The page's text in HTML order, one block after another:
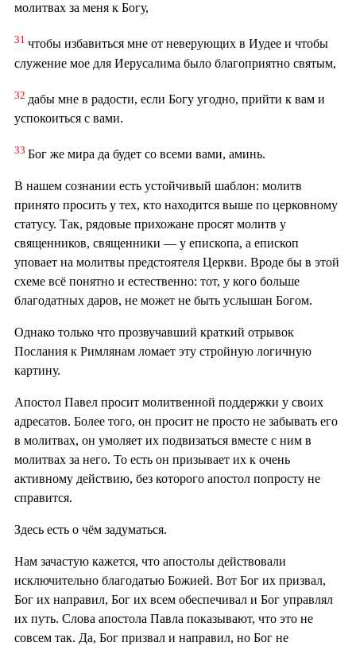
молитвах за меня к Богу,
31 чтобы избавиться мне от неверующих в Иудее и чтобы
служение мое для Иерусалима было благоприятно святым,
32 дабы мне в радости, если Богу угодно, прийти к вам и
успокоиться с вами.
33 Бог же мира да будет со всеми вами, аминь.
В нашем сознании есть устойчивый шаблон: молитв
принято просить у тех, кто находится выше по церковному
статусу. Так, рядовые прихожане просят молитв у
священников, священники — у епископа, а епископ
уповает на молитвы предстоятеля Церкви. Вроде бы в этой
схеме всё понятно и естественно: тот, у кого больше
благодатных даров, не может не быть услышан Богом.
Однако только что прозвучавший краткий отрывок
Послания к Римлянам ломает эту стройную логичную
картину.
Апостол Павел просит молитвенной поддержки у своих
адресатов. Более того, он просит не просто не забывать его
в молитвах, он умоляет их подвизаться вместе с ним в
молитвах за него. То есть он призывает их к очень
активному действию, без которого апостол попросту не
справится.
Здесь есть о чём задуматься.
Нам зачастую кажется, что апостолы действовали
исключительно благодатью Божией. Вот Бог их призвал,
Бог их направил, Бог их всем обеспечивал и Бог управлял
их путь. Слова апостола Павла показывают, что это не
совсем так. Да, Бог призвал и направил, но Бог не